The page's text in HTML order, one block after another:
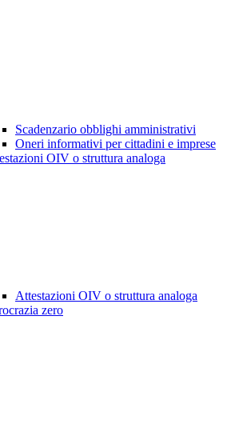
Scadenzario obblighi amministrativi
Oneri informativi per cittadini e imprese
OIV o struttura analoga
Attestazioni OIV o struttura analoga
zero